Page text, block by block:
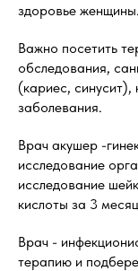
здоровье женщины.
Важно посетить
обследования,
(кариес,
заболевания.
Врач акушер -
исследование
исследование
кислоты за 3
Врач -
терапию и